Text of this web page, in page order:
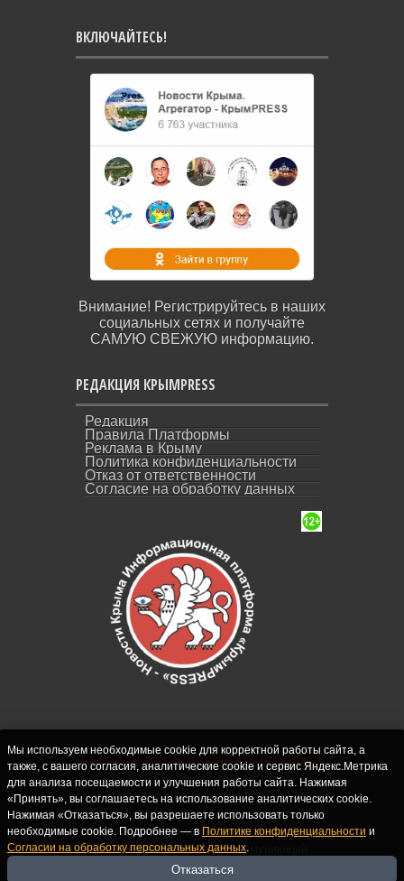
ВКЛЮЧАЙТЕСЬ!
Внимание! Регистрируйтесь в наших
социальных сетях и получайте
САМУЮ СВЕЖУЮ информацию.
РЕДАКЦИЯ КРЫМPRESS
Редакция
Правила Платформы
Реклама в Крыму
Политика конфиденциальности
Отказ от ответственности
Согласие на обработку данных
СИ "Новости Крыма - КрымPRESS".
Свидетельство о регистрации СМИ ЭЛ № ФС
77-62916 выдано Федеральной службой по
надзору в сфере связи, информационных
технологий и массовых коммуникаций
(Роскомнадзор) 10.09.2015. Учредитель и
Мы используем необходимые cookie для корректной работы сайта, а
также, с вашего согласия, аналитические cookie и сервис Яндекс.Метрика
для анализа посещаемости и улучшения работы сайта. Нажимая
«Принять», вы соглашаетесь на использование аналитических cookie.
Нажимая «Отказаться», вы разрешаете использовать только
необходимые cookie. Подробнее — в Политике конфиденциальности и
Согласии на обработку персональных данных.
Отказаться